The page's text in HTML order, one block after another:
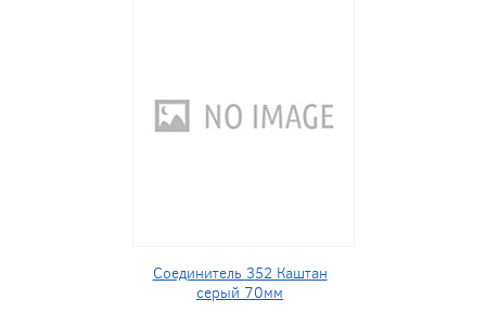
Соединитель 352 Каштан
серый 70мм